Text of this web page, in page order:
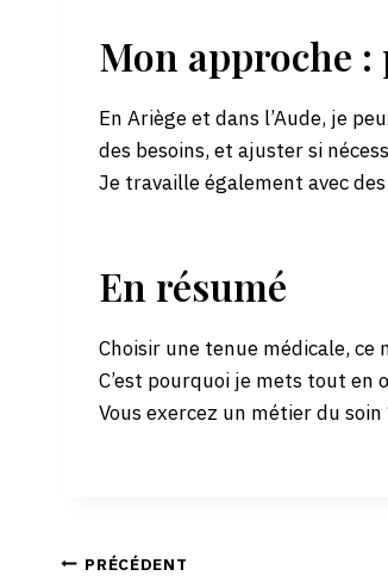
Mon approche
En Ariège et dans l’Aude, je
des besoins, et ajuster si
Je travaille également avec des
En résumé
Choisir une tenue médicale, ce
C’est pourquoi je mets tout
Vous exercez un métier du
PRÉCÉDENT